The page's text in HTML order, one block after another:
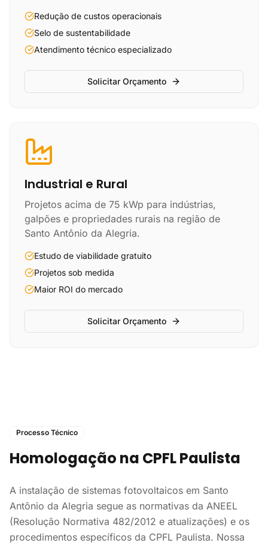
Redução de custos operacionais
Selo de sustentabilidade
Atendimento técnico especializado
Solicitar Orçamento
Industrial e Rural
Projetos acima de 75 kWp para indústrias,
galpões e propriedades rurais na região de
Santo Antônio da Alegria.
Estudo de viabilidade gratuito
Projetos sob medida
Maior ROI do mercado
Solicitar Orçamento
Processo Técnico
Homologação na CPFL Paulista
A instalação de sistemas fotovoltaicos em Santo
Antônio da Alegria segue as normativas da ANEEL
(Resolução Normativa 482/2012 e atualizações) e os
procedimentos específicos da CPFL Paulista. Nossa